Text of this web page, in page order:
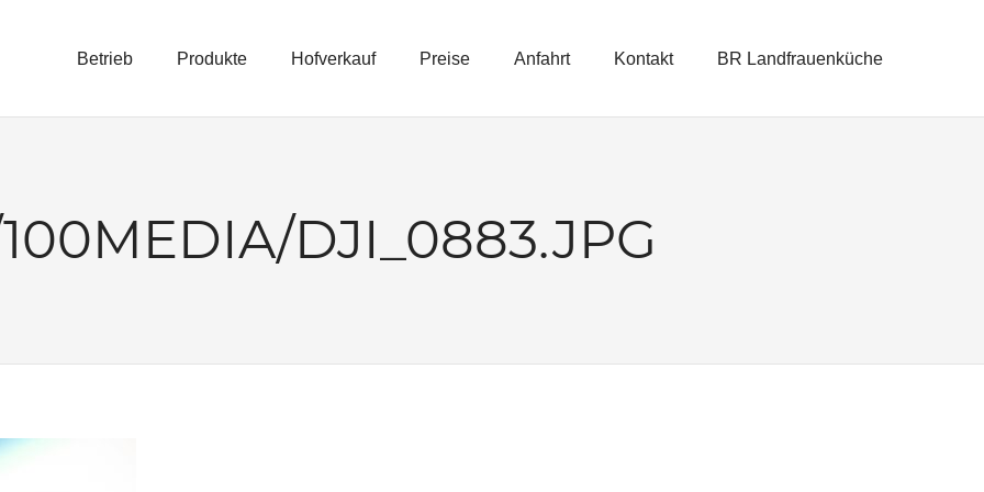
Betrieb Produkte Hofverkauf Preise Anfahrt Kontakt BR Landfrauenküche
DJI_0883.JPG